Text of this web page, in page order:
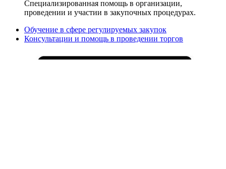
Специализированная помощь в организации,
проведении и участии в закупочных процедурах.
Обучение в сфере регулируемых закупок
Консультации и помощь в проведении торгов